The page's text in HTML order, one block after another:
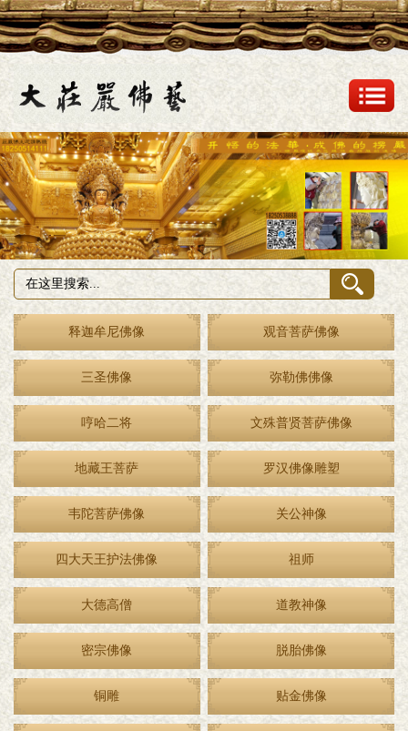
释迦牟尼佛像 观音菩萨佛像
三圣佛像 弥勒佛佛像
哼哈二将 文殊普贤菩萨佛像
地藏王菩萨 罗汉佛像雕塑
韦陀菩萨佛像 关公神像
四大天王护法佛像 祖师
大德高僧 道教神像
密宗佛像 脱胎佛像
铜雕 贴金佛像